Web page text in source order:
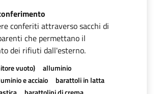
conferiti attraverso sacchi di
che permettano il
dei rifiuti dall'esterno.
vuoto)
alluminio
e acciaio
barattoli in latta